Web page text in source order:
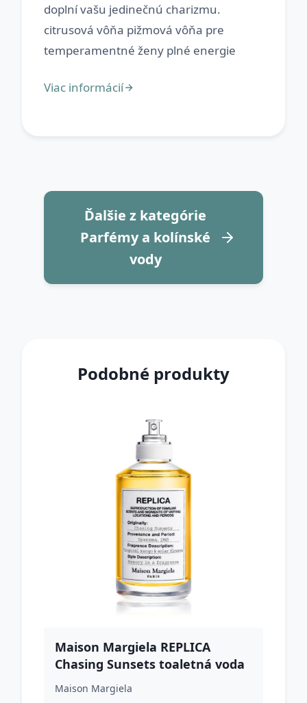
doplní vašu jedinečnú charizmu.
citrusová vôňa pižmová vôňa pre
Ďalšie z kategórie
Parfémy a kolínské
vody
Podobné produkty
Maison Margiela REPLICA
Chasing Sunsets toaletná voda
unisex 100 ml
Maison Margiela